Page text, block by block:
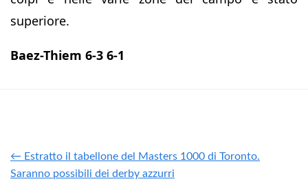
superiore.
Baez-Thiem 6-3 6-1
← Estratto il tabellone del Masters 1000 di Toronto.
Saranno possibili dei derby azzurri